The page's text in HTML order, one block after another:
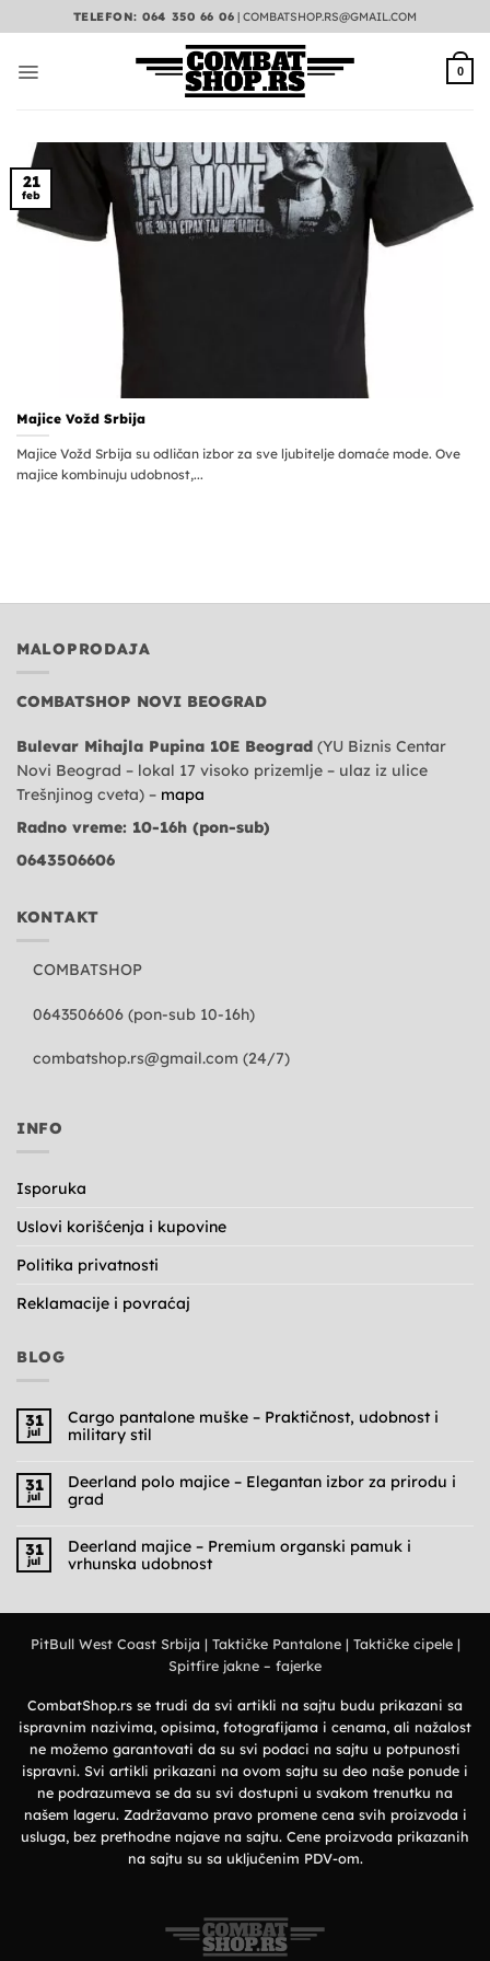
na
TELEFON: 064 350 66 06 |COMBATSHOP.RS@GMAIL.COM
0
Majice Vožd Srbija
Majice Vožd Srbija su odličan izbor za sve ljubitelje domaće mode. Ove
majice kombinuju udobnost,...
21
feb
MALOPRODAJA
COMBATSHOP NOVI BEOGRAD
Bulevar Mihajla Pupina 10E Beograd (YU Biznis Centar
Novi Beograd – lokal 17 visoko prizemlje – ulaz iz ulice
Trešnjinog cveta) – mapa
Radno vreme: 10-16h (pon-sub)
0643506606
KONTAKT
COMBATSHOP
0643506606 (pon-sub 10-16h)
combatshop.rs@gmail.com (24/7)
INFO
Isporuka
Uslovi korišćenja i kupovine
Politika privatnosti
Reklamacije i povraćaj
BLOG
31
jul
Cargo pantalone muške – Praktičnost, udobnost i
military stil
na
Cargo
pantalone
muške
Praktičnost,
udobnost
i
military
31
jul
Deerland polo majice – Elegantan izbor za prirodu i
grad
na
Deerland
polo
izbor
prirodu
i
31
jul
Deerland majice – Premium organski pamuk i
vrhunska udobnost
–
vrhunska
udobnost
PitBull West Coast Srbija | Taktičke Pantalone| Taktičke cipele|
Spitfire jakne – fajerke
CombatShop.rs se trudi da svi artikli na sajtu budu prikazani sa
ispravnim nazivima, opisima, fotografijama i cenama, ali nažalost
ne možemo garantovati da su svi podaci na sajtu u potpunosti
ispravni. Svi artikli prikazani na ovom sajtu su deo naše ponude i
ne podrazumeva se da su svi dostupni u svakom trenutku na
našem lageru. Zadržavamo pravo promene cena svih proizvoda i
usluga, bez prethodne najave na sajtu. Cene proizvoda prikazanih
na sajtu su sa uključenim PDV-om.